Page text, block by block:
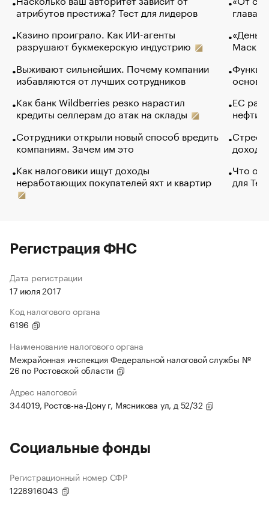
атрибутов престижа? Тест для лидеров
Казино проиграло. Как ИИ-агенты
разрушают букмекерскую индустрию
Выживают сильнейших. Почему компании
избавляются от лучших сотрудников
Как банк Wildberries резко нарастил
кредиты селлерам до атак на склады
Сотрудники открыли новый способ вредить
компаниям. Зачем им это
Как налоговики ищут доходы
неработающих покупателей яхт и квартир
глава
Маск в
основ
ЕС
нефти
Что
для
Регистрация ФНС
Дата регистрации
17 июля 2017
Код налогового органа
6196
Наименование налогового органа
Межрайонная инспекция Федеральной налоговой службы №
26 по Ростовской области
Адрес налоговой
344019, Ростов-на-Дону г, Мясникова ул, д 52/32
Социальные фонды
Регистрационный номер СФР
1228916043